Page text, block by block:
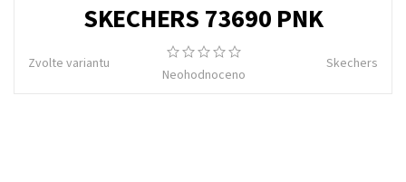
SKECHERS 73690 PNK
Zvolte variantu
Neohodnoceno
Skechers